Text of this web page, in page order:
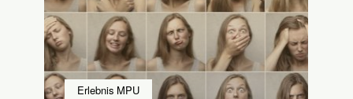
Erlebnis MPU